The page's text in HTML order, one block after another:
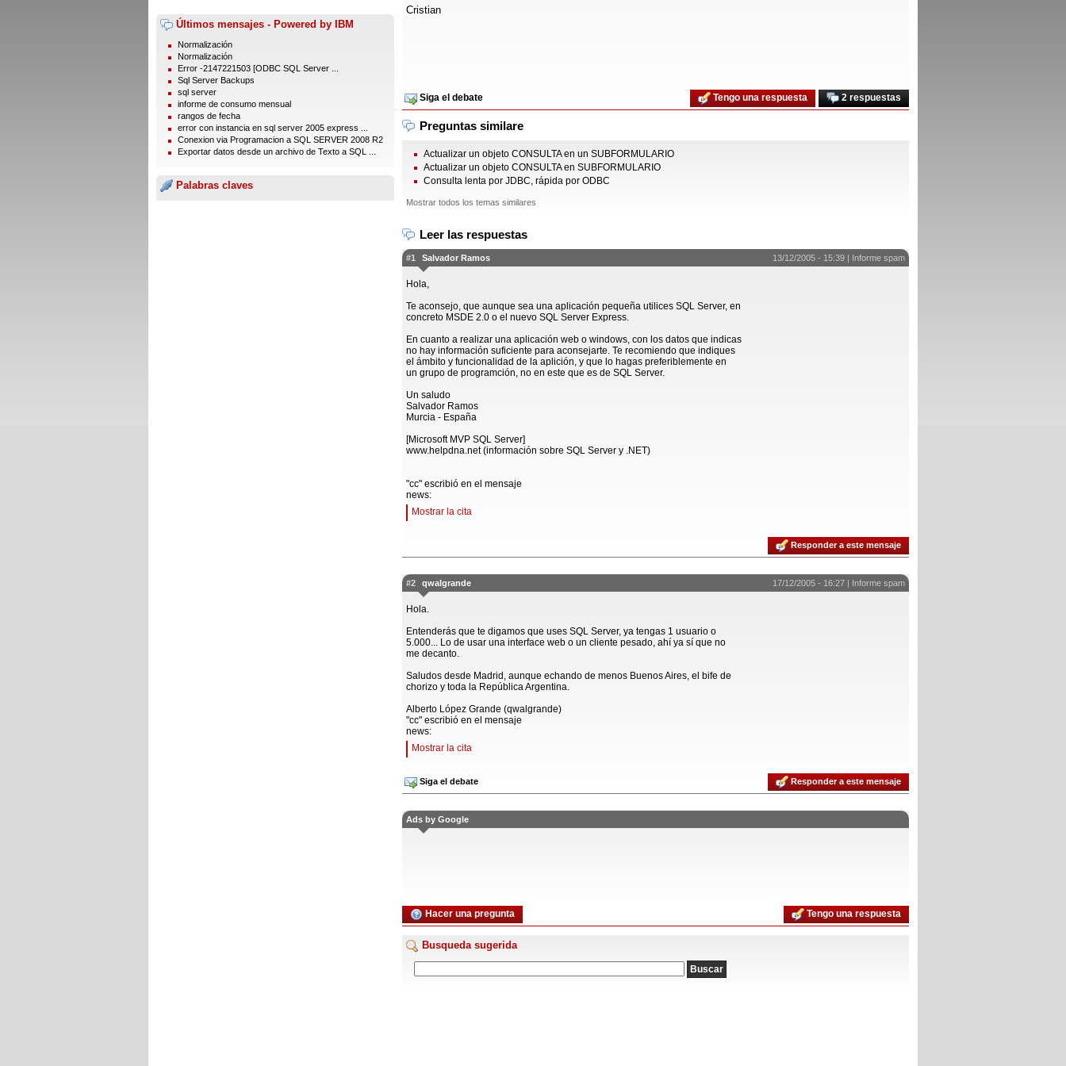
Últimos mensajes - Powered by IBM
Normalización
Normalización
Error -2147221503 [ODBC SQL Server ...
Sql Server Backups
sql server
informe de consumo mensual
rangos de fecha
error con instancia en sql server 2005 express ...
Conexion via Programacion a SQL SERVER 2008 R2
Exportar datos desde un archivo de Texto a SQL ...
Palabras claves
Cristian
Siga el debate 2 respuestas
Tengo una respuesta
Preguntas similare
Actualizar un objeto CONSULTA en un SUBFORMULARIO
Actualizar un objeto CONSULTA en SUBFORMULARIO
Consulta lenta por JDBC, rápida por ODBC
Mostrar todos los temas similares
Leer las respuestas
#1 Salvador Ramos 13/12/2005 - 15:39 | Informe spam
Hola,
Te aconsejo, que aunque sea una aplicación pequeña utilices SQL Server, en
concreto MSDE 2.0 o el nuevo SQL Server Express.
En cuanto a realizar una aplicación web o windows, con los datos que indicas
no hay información suficiente para aconsejarte. Te recomiendo que indiques
el ámbito y funcionalidad de la aplición, y que lo hagas preferiblemente en
un grupo de programción, no en este que es de SQL Server.
Un saludo
Salvador Ramos
Murcia - España
[Microsoft MVP SQL Server]
www.helpdna.net (información sobre SQL Server y .NET)
"cc" escribió en el mensaje
news:
Mostrar la cita
Responder a este mensaje
#2 qwalgrande 17/12/2005 - 16:27 | Informe spam
Hola.
Entenderás que te digamos que uses SQL Server, ya tengas 1 usuario o
5.000... Lo de usar una interface web o un cliente pesado, ahí ya sí que no
me decanto.
Saludos desde Madrid, aunque echando de menos Buenos Aires, el bife de
chorizo y toda la República Argentina.
Alberto López Grande (qwalgrande)
"cc" escribió en el mensaje
news:
Mostrar la cita
Siga el debate Responder a este mensaje
Ads by Google
Hacer una pregunta Tengo una respuesta
Busqueda sugerida